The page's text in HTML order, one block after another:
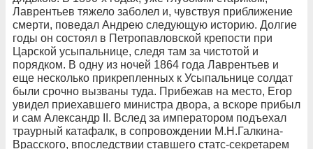
Лаврентьев тяжело заболел и, чувствуя приближение
смерти, поведал Андрею следующую историю. Долгие
годы он состоял в Петропавловской крепости при
Царской усыпальнице, следя там за чистотой и
порядком. В одну из ночей 1864 года Лаврентьев и
еще несколько прикрепленных к Усыпальнице солдат
были срочно вызваны туда. Прибежав на место, Егор
увидел приехавшего министра двора, а вскоре прибыл
и сам Александр II. Вслед за императором подъехал
траурный катафалк, в сопровождении М.Н.Галкина-
Врасского, впоследствии ставшего статс-секретарем